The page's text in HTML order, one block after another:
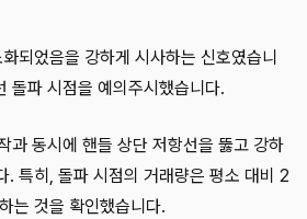
되었음을 강하게 시사하는 신호였습니
돌파 시점을 예의주시했습니다.
과 동시에 핸들 상단 저항선을 뚫고 강하
. 특히, 돌파 시점의 거래량은 평소 대비 2
는 것을 확인했습니다.